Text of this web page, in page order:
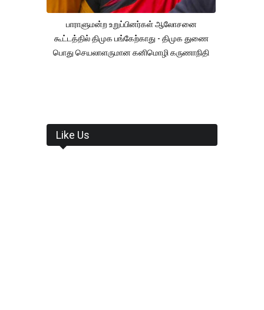
பாராளுமன்ற உறுப்பினர்கள் ஆலோசனை
கூட்டத்தில் திமுக பங்கேற்காது - திமுக துணை
பொது செயலாளருமான கனிமொழி கருணாநிதி
Like Us